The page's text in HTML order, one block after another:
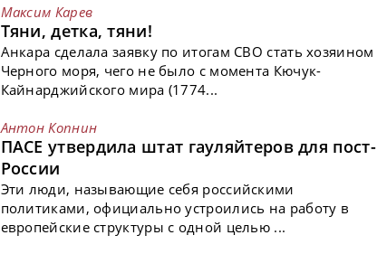
Максим Карев
Тяни, детка, тяни!
Анкара сделала заявку по итогам СВО стать хозяином
Черного моря, чего не было с момента Кючук-
Кайнарджийского мира (1774...
Антон Копнин
ПАСЕ утвердила штат гауляйтеров для пост-
России
Эти люди, называющие себя российскими
политиками, официально устроились на работу в
европейские структуры с одной целью ...